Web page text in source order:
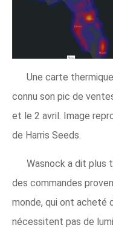
Une carte
connu son pic de
et le 2 avril. Image
de Harris Seeds.
Wasnock a dit plus
des commandes
monde, qui ont acheté
nécessitent pas de